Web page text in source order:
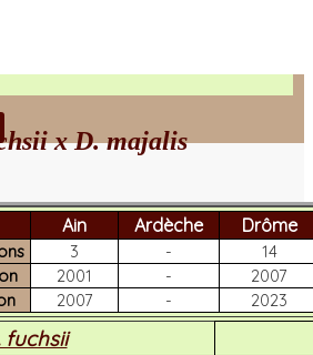
x D. majalis
Ain Ardèche Drôme
3 -
14
2001 -
2007
2007 - 2023
fuchsii